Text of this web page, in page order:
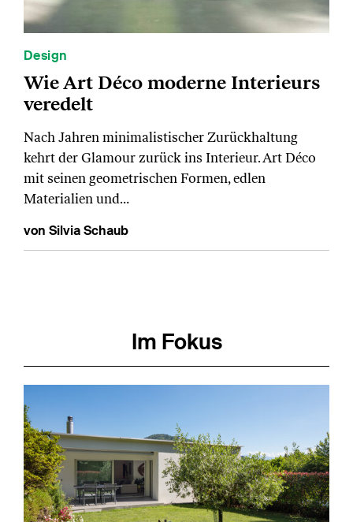
Design
Wie Art Déco moderne Interieurs
veredelt
Nach Jahren minimalistischer Zurückhaltung
kehrt der Glamour zurück ins Interieur. Art Déco
mit seinen geometrischen Formen, edlen
Materialien und…
von Silvia Schaub
Im Fokus